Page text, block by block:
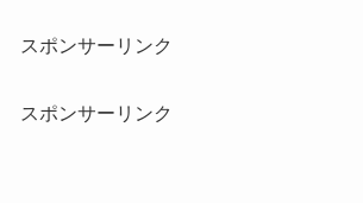
スポンサーリンク
スポンサーリンク